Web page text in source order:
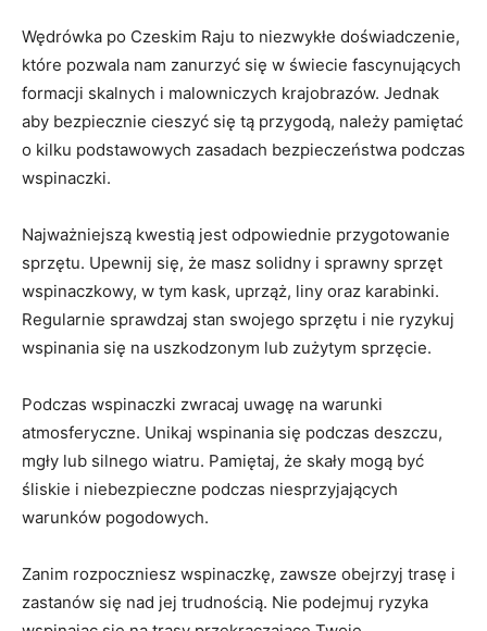
Wędrówka po​ Czeskim⁣ Raju to niezwykłe doświadczenie,
które⁣ pozwala nam zanurzyć​ się w świecie fascynujących​
formacji ⁤skalnych i malowniczych krajobrazów. Jednak
aby ⁣bezpiecznie cieszyć się tą przygodą, należy ‌pamiętać⁤
o kilku podstawowych zasadach ⁣bezpieczeństwa ⁤podczas
wspinaczki.
Najważniejszą kwestią jest odpowiednie ⁢przygotowanie
sprzętu. Upewnij się, że ‍masz solidny ⁣i sprawny sprzęt
wspinaczkowy, w tym‍ kask, uprząż, liny oraz karabinki.
Regularnie sprawdzaj stan swojego sprzętu i nie ryzykuj ​
wspinania się na​ uszkodzonym ‍lub zużytym sprzęcie.
Podczas wspinaczki zwracaj uwagę⁤ na warunki
atmosferyczne.‍ Unikaj ‍wspinania⁣ się podczas deszczu,
⁢mgły lub silnego‍ wiatru. Pamiętaj, że ‍skały mogą być
śliskie i niebezpieczne podczas niesprzyjających
warunków pogodowych.
Zanim ‍rozpoczniesz ⁣wspinaczkę,⁢ zawsze ​obejrzyj trasę i
zastanów się nad​ jej trudnością.⁢ Nie ‍podejmuj ryzyka